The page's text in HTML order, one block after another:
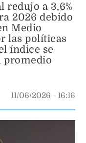
a 3,6%
2026 debido
Medio
las políticas
índice se
promedio
11/06/2026 - 16:16